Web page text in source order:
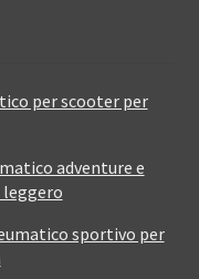
per scooter per
adventure e
sportivo per